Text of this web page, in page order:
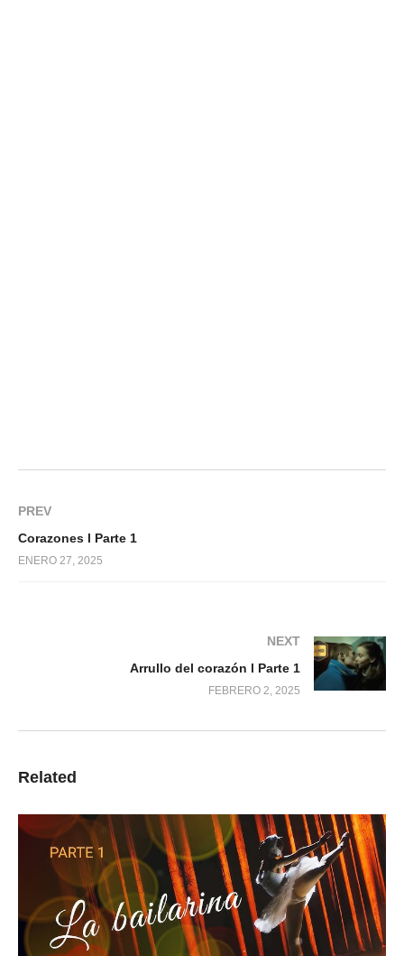
PREV
Corazones l Parte 1
ENERO 27, 2025
NEXT
Arrullo del corazón l Parte 1
FEBRERO 2, 2025
Related